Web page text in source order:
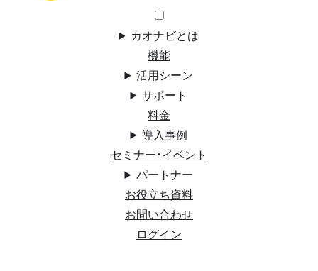
カオナビとは
機能
活用シーン
サポート
料金
導入事例
セミナー・イベント
パートナー
お役立ち資料
お問い合わせ
ログイン